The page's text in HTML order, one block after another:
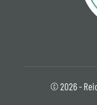
© 2026 -